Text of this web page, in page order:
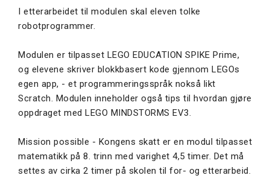
I etterarbeidet til modulen skal eleven tolke
robotprogrammer.
Modulen er tilpasset LEGO EDUCATION SPIKE Prime,
og elevene skriver blokkbasert kode gjennom LEGOs
egen app, - et programmeringsspråk nokså likt
Scratch. Modulen inneholder også tips til hvordan gjøre
oppdraget med LEGO MINDSTORMS EV3.
Mission possible - Kongens skatt er en modul tilpasset
matematikk på 8. trinn med varighet 4,5 timer. Det må
settes av cirka 2 timer på skolen til for- og etterarbeid.